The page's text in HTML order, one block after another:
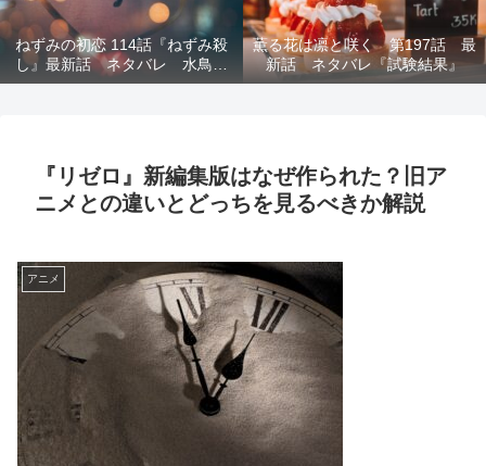
ねずみの初恋 114話『ねずみ殺
し』最新話 ネタバレ 水鳥死
亡 鯆を殺すか
薫る花は凛と咲く 第197話 最
新話 ネタバレ『試験結果』
『リゼロ』新編集版はなぜ作られた？旧ア
ニメとの違いとどっちを見るべきか解説
アニメ